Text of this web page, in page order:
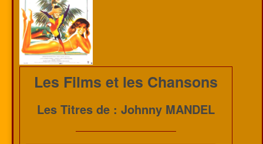
Les Films et les Chansons
Les Titres de : Johnny MANDEL